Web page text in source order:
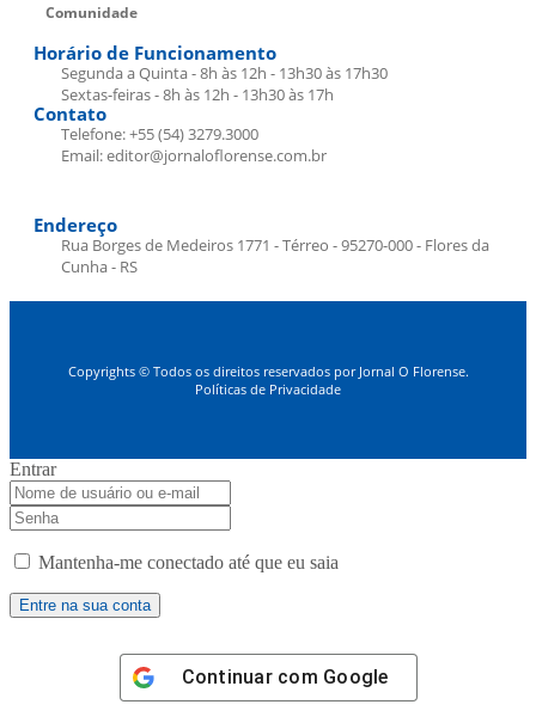
Comunidade
Horário de Funcionamento
Segunda a Quinta - 8h às 12h - 13h30 às 17h30
Sextas-feiras - 8h às 12h - 13h30 às 17h
Contato
Telefone: +55 (54) 3279.3000
Email: editor@jornaloflorense.com.br
Endereço
Rua Borges de Medeiros 1771 - Térreo - 95270-000 - Flores da
Cunha - RS
Copyrights © Todos os direitos reservados por Jornal O Florense.
Políticas de Privacidade
Entrar
Mantenha-me conectado até que eu saia
Continuar com Google